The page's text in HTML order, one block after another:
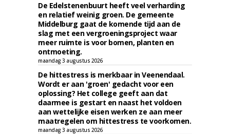
De Edelstenenbuurt heeft veel verharding
en relatief weinig groen. De gemeente
Middelburg gaat de komende tijd aan de
slag met een vergroeningsproject waar
meer ruimte is voor bomen, planten en
ontmoeting.
maandag 3 augustus 2026
De hittestress is merkbaar in Veenendaal.
Wordt er aan 'groen' gedacht voor een
oplossing? Het college geeft aan dat
daarmee is gestart en naast het voldoen
aan wettelijke eisen werken ze aan meer
maatregelen om hittestress te voorkomen.
maandag 3 augustus 2026